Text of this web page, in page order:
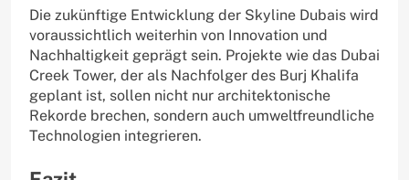
Die zukünftige Entwicklung der Skyline Dubais wird
voraussichtlich weiterhin von Innovation und
Nachhaltigkeit geprägt sein. Projekte wie das Dubai
Creek Tower, der als Nachfolger des Burj Khalifa
geplant ist, sollen nicht nur architektonische
Rekorde brechen, sondern auch umweltfreundliche
Technologien integrieren.